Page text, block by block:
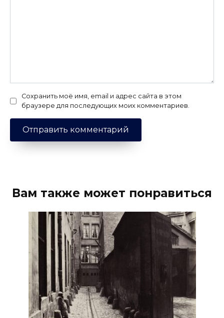
Сохранить моё имя, email и адрес сайта в этом
браузере для последующих моих комментариев.
Вам также может понравиться